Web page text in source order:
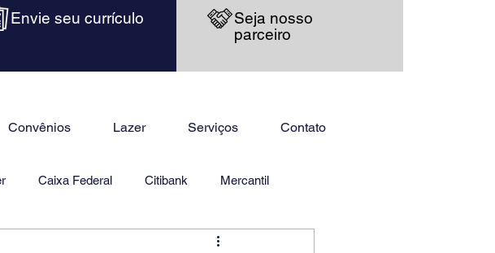
Envie seu currículo
Seja nosso
parceiro
Convênios Lazer Serviços Contato
Caixa Federal Citibank Mercantil